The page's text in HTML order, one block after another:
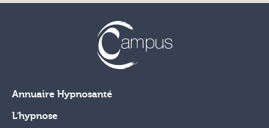
Annuaire Hypnosanté
L'hypnose